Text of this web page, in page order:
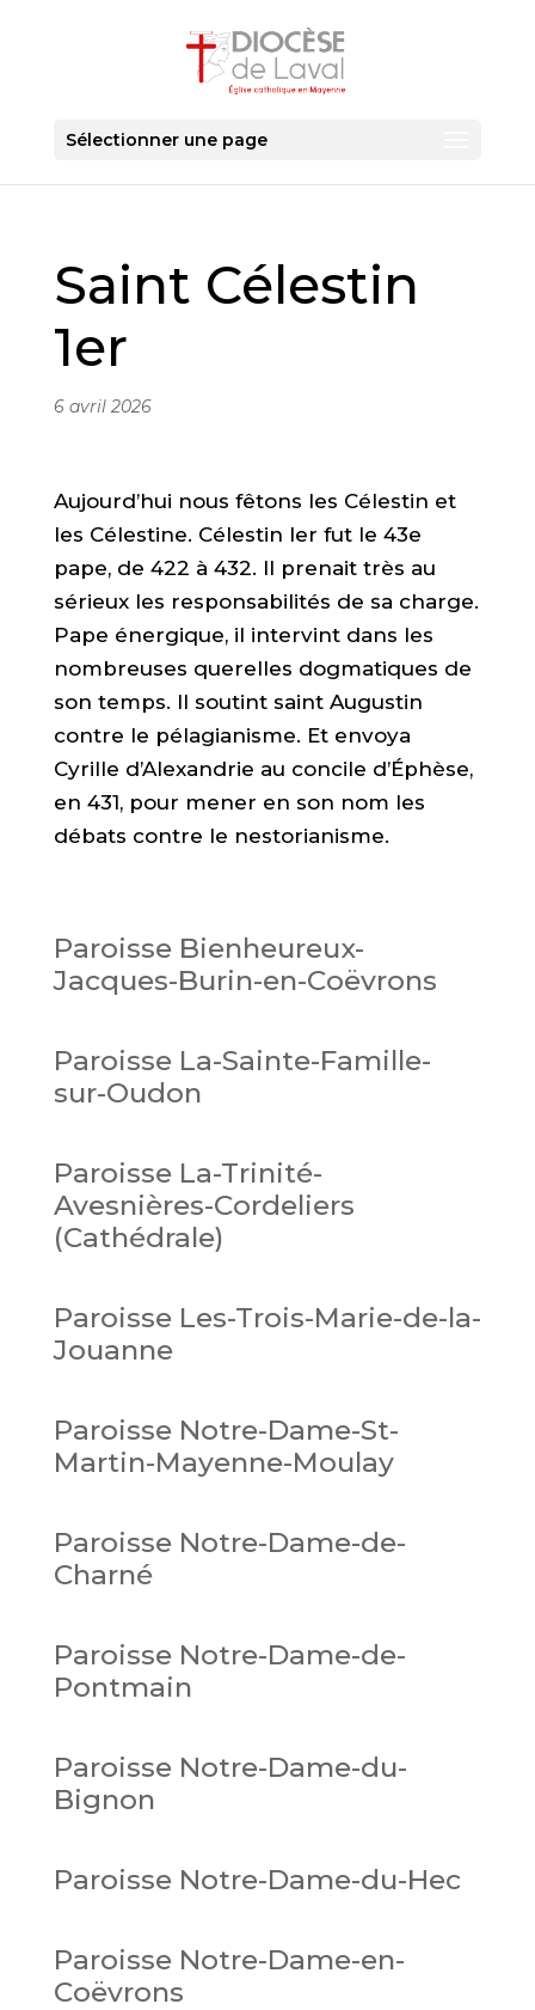
Sélectionner une page
Saint Célestin
1er
6 avril 2026
Aujourd’hui nous fêtons les Célestin et
les Célestine. Célestin Ier fut le 43e
pape, de 422 à 432. Il prenait très au
sérieux les responsabilités de sa charge.
Pape énergique, il intervint dans les
nombreuses querelles dogmatiques de
son temps. Il soutint saint Augustin
contre le pélagianisme. Et envoya
Cyrille d’Alexandrie au concile d’Éphèse,
en 431, pour mener en son nom les
débats contre le nestorianisme.
Paroisse Bienheureux-
Jacques-Burin-en-Coëvrons
Paroisse La-Sainte-Famille-
sur-Oudon
Paroisse La-Trinité-
Avesnières-Cordeliers
(Cathédrale)
Paroisse Les-Trois-Marie-de-la-
Jouanne
Paroisse Notre-Dame-St-
Martin-Mayenne-Moulay
Paroisse Notre-Dame-de-
Charné
Paroisse Notre-Dame-de-
Pontmain
Paroisse Notre-Dame-du-
Bignon
Paroisse Notre-Dame-du-Hec
Paroisse Notre-Dame-en-
Coëvrons